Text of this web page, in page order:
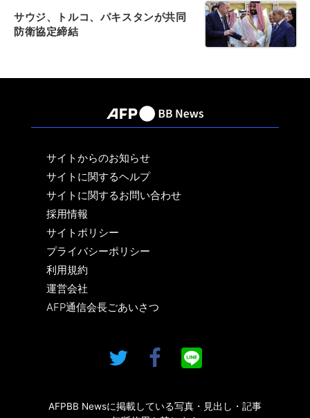
サウジ、トルコ、パキスタンが共同
防衛協定締結
サイトからのお知らせ
サイトに関するヘルプ
サイトに関するお問い合わせ
採用情報
サイトポリシー
プライバシーポリシー
利用規約
運営会社
AFP通信会長ごあいさつ
AFPBB Newsに掲載している写真・見出し・記事